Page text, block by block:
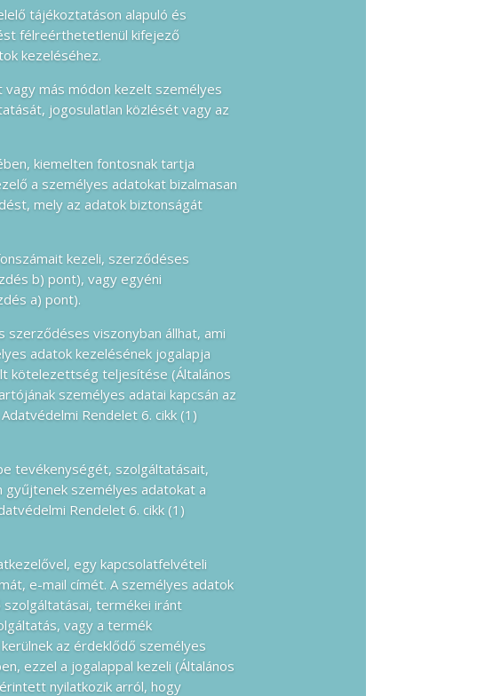
tájékoztatáson alapuló és
félreérthetetlenül kifejező
kezeléséhez.
más módon kezelt személyes
jogosulatlan közlését vagy az
kiemelten fontosnak tartja
a személyes adatokat bizalmasan
mely az adatok biztonságát
kezeli, szerződéses
b) pont), vagy egyéni
a) pont).
szerződéses viszonyban állhat, ami
adatok kezelésének jogalapja
kötelezettség teljesítése (Általános
személyes adatai kapcsán az
Rendelet 6. cikk (1)
tevékenységét, szolgáltatásait,
gyűjtenek személyes adatokat a
Rendelet 6. cikk (1)
egy kapcsolatfelvételi
e-mail címét. A személyes adatok
termékei iránt
vagy a termék
az érdeklődő személyes
ezzel a jogalappal kezeli (Általános
nyilatkozik arról, hogy